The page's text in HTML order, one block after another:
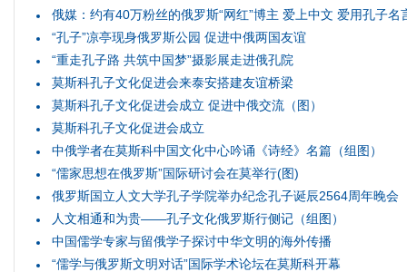
俄媒：约有40万粉丝的俄罗斯“网红”博主 爱上中文 爱用孔子名
“孔子”凉亭现身俄罗斯公园 促进中俄两国友谊
“重走孔子路 共筑中国梦”摄影展走进俄孔院
莫斯科孔子文化促进会来泰安搭建友谊桥梁
莫斯科孔子文化促进会成立 促进中俄交流（图）
莫斯科孔子文化促进会成立
中俄学者在莫斯科中国文化中心吟诵《诗经》名篇（组图）
“儒家思想在俄罗斯”国际研讨会在莫举行(图)
俄罗斯国立人文大学孔子学院举办纪念孔子诞辰2564周年晚会
人文相通和为贵——孔子文化俄罗斯行侧记（组图）
中国儒学专家与留俄学子探讨中华文明的海外传播
“儒学与俄罗斯文明对话”国际学术论坛在莫斯科开幕